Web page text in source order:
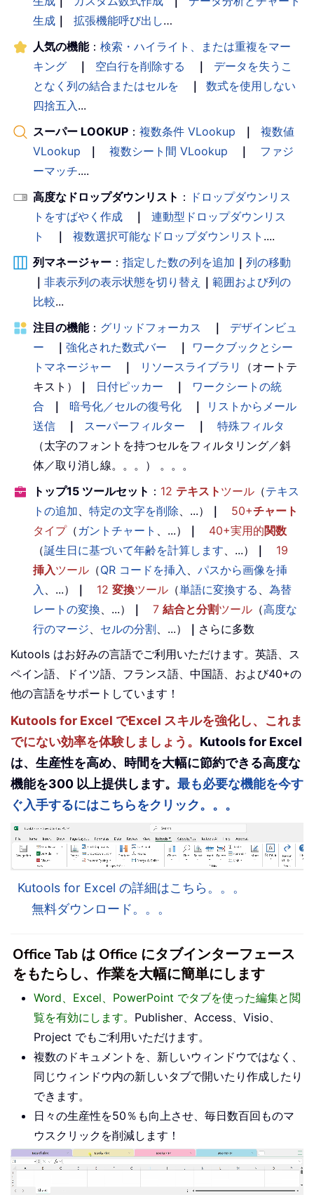
生成 ｜ 拡張機能呼び出し…
人気の機能： 検索・ハイライト、または重複をマー
キング
｜ 空白行を削除する ｜
データを失うこ
となく列の結合またはセルを
｜
数式を使用しない
四捨五入 ...
スーパー LOOKUP ： 複数条件 VLookup ｜
複数値
VLookup
｜ 複数シート間 VLookup ｜
ファジ
ーマッチ....
高度なドロップダウンリスト ： ドロップダウンリス
トをすばやく作成
｜
連動型ドロップダウンリス
ト
｜ 複数選択可能なドロップダウンリスト ....
列マネージャー ： 指定した数の列を追加 ｜ 列の移動
｜ 非表示列の表示状態を切り替え ｜ 範囲および列の
比較...
注目の機能： グリッドフォーカス ｜
デザインビュ
ー
｜ 強化された数式バー ｜
ワークブックとシー
トマネージャー
｜ リソースライブラリ
（オートテ
キスト）
｜ 日付ピッカー ｜
ワークシートの統
合
｜ 暗号化／セルの復号化 ｜
リストからメール
送信
｜ スーパーフィルター ｜
特殊フィルタ
（太字のフォントを持つセルをフィルタリング／斜
体／取り消し線。。。） 。。。
トップ15 ツールセット ： 12 テキスト ツール （テキス
トの追加
特定の文字を削除 、...） ｜ 50+チャート
タイプ（ ガントチャート 、...） ｜ 40+実用的関数
（誕生日に基づいて年齢を計算します 、...） ｜
19
挿入ツール （QR コードを挿入
パスから画像を挿
入
、...） ｜ 12 変換ツール （単語に変換する
為替
レートの変換 、...） ｜ 7 結合と分割ツール （高度な
行のマージ
セルの分割 、...） ｜ さらに多数
Kutools はお好みの言語でご利用いただけます。英語、ス
ペイン語、ドイツ語、フランス語、中国語、および40+の
他の言語をサポートしています！
Kutools for Excel でExcel スキルを強化し、これま
でにない効率を体験しましょう。 Kutools for Excel
は、生産性を高め、時間を大幅に節約できる高度な
機能を300 以上提供します。 最も必要な機能を今す
ぐ入手するにはこちらをクリック。。。
Kutools for Excel の詳細はこちら。。。
無料ダウンロード。。。
Office Tab は Office にタブインターフェース
をもたらし、作業を大幅に簡単にします
Word、Excel、PowerPoint でタブを使った編集と閲
覧を有効にします。 Publisher、Access、Visio、
Project でもご利用いただけます。
複数のドキュメントを、新しいウィンドウではなく、
同じウィンドウ内の新しいタブで開いたり作成したり
できます。
日々の生産性を50％も向上させ、毎日数百回ものマ
ウスクリックを削減します！